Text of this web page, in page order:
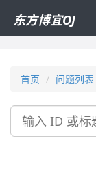
东方博宜OJ
首页 问题列表
搜